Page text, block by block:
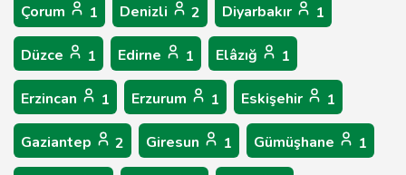
Çorum 1 Denizli 2 Diyarbakır 1
Düzce 1 Edirne 1 Elâzığ 1
Erzincan 1 Erzurum 1 Eskişehir 1
Gaziantep 2 Giresun 1 Gümüşhane 1